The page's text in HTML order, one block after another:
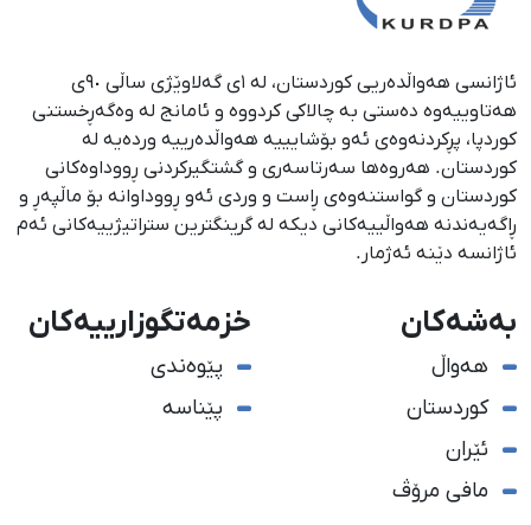
ئاژانسی هەواڵدەریی کوردستان، لە ١ی گەلاوێژی ساڵی ٩٠ی
هەتاوییەوە دەستی بە چالاکی کردووە و ئامانج لە وەگەڕخستنی
كوردپا، پڕكردنەوەی ئەو بۆشایییە هەواڵدەرییە وردەیە لە
كوردستان. هەروەها سەرتاسەری و گشتگیركردنی ڕووداوەكانی
كوردستان و گواستنەوەی ڕاست و وردی ئەو ڕووداوانە بۆ ماڵپەڕ و
ڕاگەیەندنە هەواڵییەكانی دیكە لە گرینگترین ستراتیژییەكانی ئەم
ئاژانسە دێنە ئەژمار.
بەشەکان
هەواڵ
کوردستان
ئێران
مافی مرۆڤ
خزمەتگوزارییەکان
پێوەندی
پێناسە